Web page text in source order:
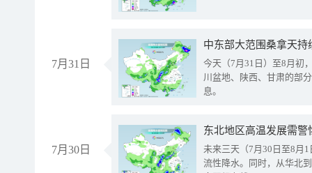
7月31日
中东部大范围桑拿天
今天（7月31日）至8月初
川盆地、陕西、甘肃的部
息。
7月30日
东北地区高温发展需
未来三天（7月30日至8月
流性降水。同时，从华北